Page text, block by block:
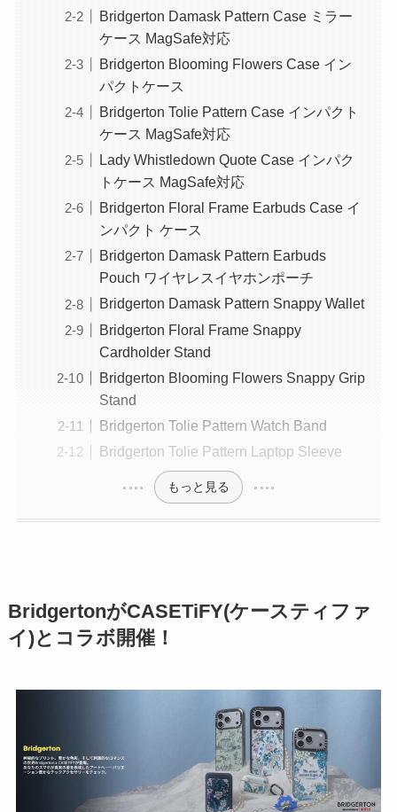
Bridgerton Damask Pattern Case ミラー
ケース MagSafe対応
Bridgerton Blooming Flowers Case イン
パクトケース
Bridgerton Tolie Pattern Case インパクト
ケース MagSafe対応
Lady Whistledown Quote Case インパク
トケース MagSafe対応
Bridgerton Floral Frame Earbuds Case イ
ンパクト ケース
Bridgerton Damask Pattern Earbuds
Pouch ワイヤレスイヤホンポーチ
Bridgerton Damask Pattern Snappy Wallet
Bridgerton Floral Frame Snappy
Cardholder Stand
Bridgerton Blooming Flowers Snappy Grip
Stand
Bridgerton Tolie Pattern Watch Band
Bridgerton Tolie Pattern Laptop Sleeve
もっと見る
BridgertonがCASETiFY(ケースティファ
イ)とコラボ開催！